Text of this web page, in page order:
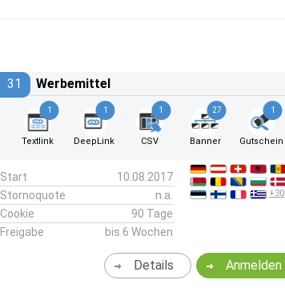
31 Werbemittel
1
Textlink
1
DeepLink
1
CSV
27
Banner
1
Gutschein
Start
10.08.2017
Stornoquote
n.a.
Cookie
90 Tage
Freigabe
bis 6 Wochen
+30
Anmelden
Details